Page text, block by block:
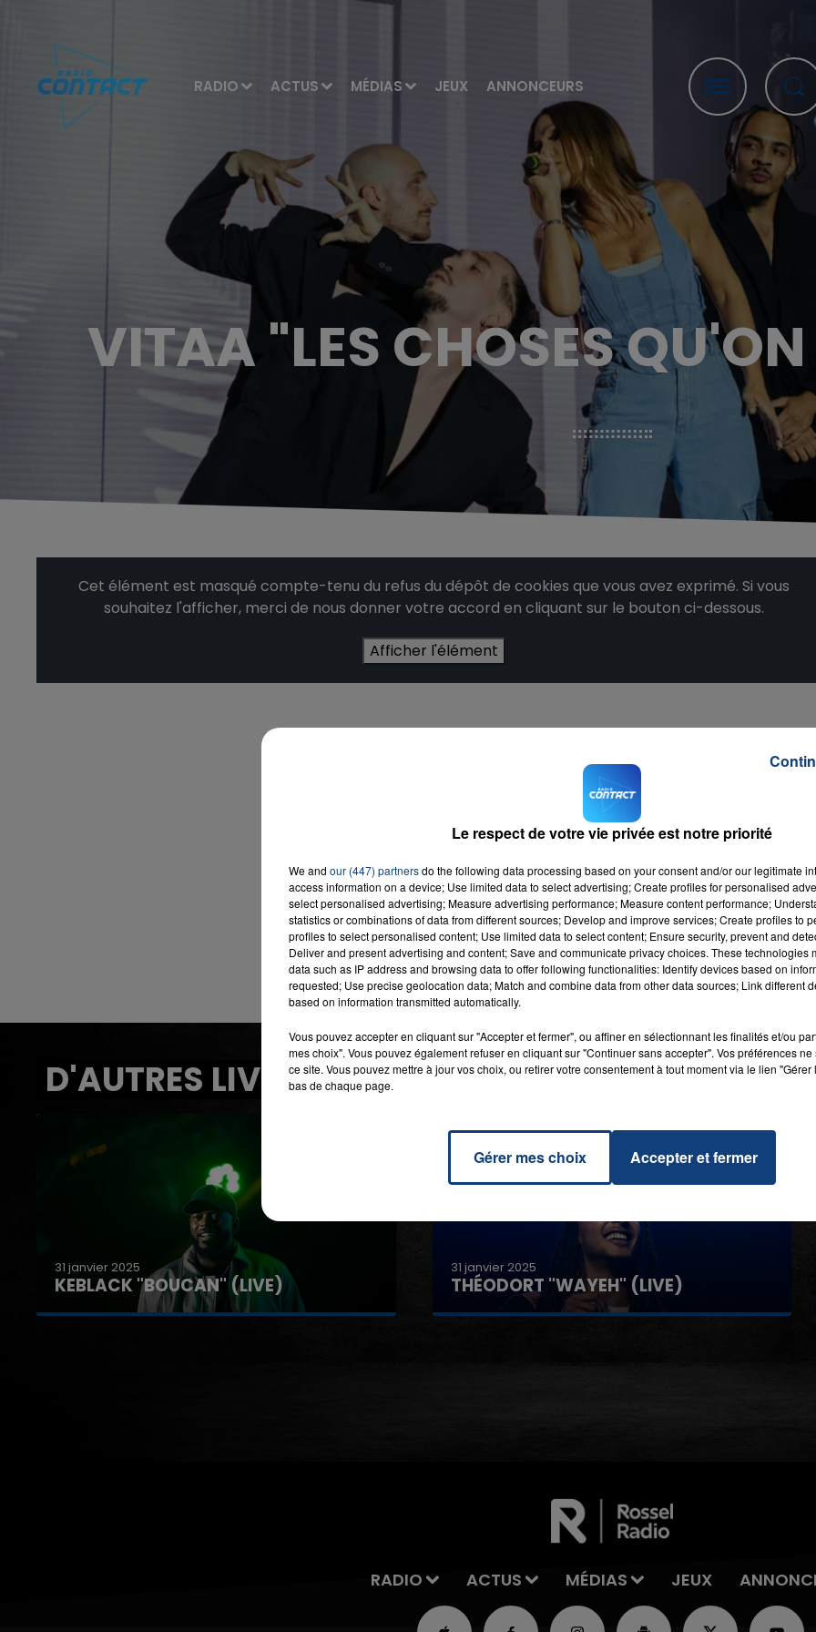
RADIO ACTUS MÉDIAS JEUX ANNONCEURS
VITAA "LES CHOSES
Cet élément est masqué compte-tenu du refus du dépôt de cookies que vous avez exprimé. Si vous
souhaitez l'afficher, merci de nous donner votre accord en cliquant sur le bouton ci-dessous.
Afficher l'élément
D'AUTRES LIVES
31 janvier 2025
THÉODORT "WAYEH" (LIVE)
31 janvier 2025
GIMS "SOIS PAS TIMIDE" (LIVE)
RADIO ACTUS MÉDIAS JEUX
Le respect de votre vie privée est notre priorité
We and our (447) partnersdo the following data processing based on your consent and/or our legitimate
access information on a device; Use limited data to select advertising; Create profiles for personalised
select personalised advertising; Measure advertising performance; Measure content performance;
statistics or combinations of data from different sources; Develop and improve services; Create profiles to
profiles to select personalised content; Use limited data to select content; Ensure security, prevent and
Deliver and present advertising and content; Save and communicate privacy choices. These technologies
data such as IP address and browsing data to offer following functionalities: Identify devices based on
requested; Use precise geolocation data; Match and combine data from other data sources; Link different
based on information transmitted automatically.
Vous pouvez accepter en cliquant sur "Accepter et fermer", ou affiner en sélectionnant les finalités et/ou
mes choix". Vous pouvez également refuser en cliquant sur "Continuer sans accepter". Vos préférences
ce site. Vous pouvez mettre à jour vos choix, ou retirer votre consentement à tout moment via le lien
bas de chaque page.
Gérer mes choix Accepter et fermer